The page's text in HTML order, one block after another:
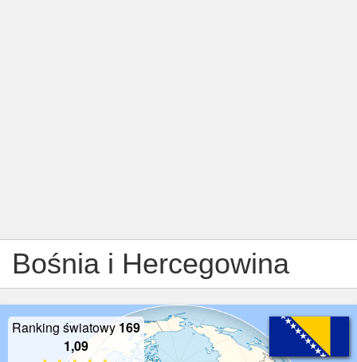
Bośnia i Hercegowina
Ranking światowy169
1,09